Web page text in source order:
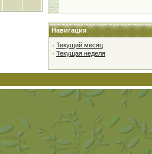
Навигация
· Текущий месяц
· Текущая неделя